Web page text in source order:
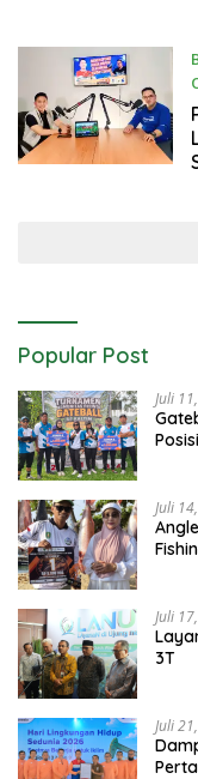
Popular Post
Juli
Juli
Juli
3T
Juli